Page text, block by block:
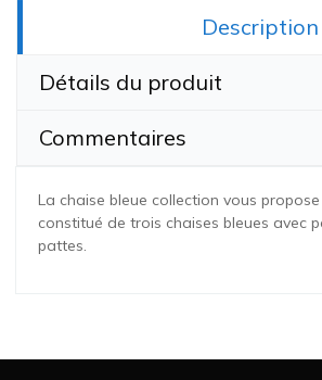
Description
Détails du produit
Commentaires
La chaise bleue collection vous
constitué de trois chaises bleues avec
pattes.